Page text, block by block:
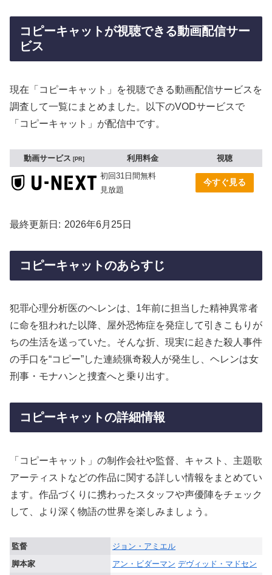
コピーキャットが視聴できる動画配信サー
ビス
現在「コピーキャット」を視聴できる動画配信サービスを
調査して一覧にまとめました。以下のVODサービスで
「コピーキャット」が配信中です。
動画サービス PR 利用料金
視聴
初回31日間無料
見放題
今すぐ見る
最終更新日 2026年6月25日
コピーキャットのあらすじ
犯罪心理分析医のヘレンは、1年前に担当した精神異常者
に命を狙われた以降、屋外恐怖症を発症して引きこもりが
ちの生活を送っていた。そんな折、現実に起きた殺人事件
の手口を“コピー”した連続猟奇殺人が発生し、ヘレンは女
刑事・モナハンと捜査へと乗り出す。
コピーキャットの詳細情報
「コピーキャット」の制作会社や監督、キャスト、主題歌
アーティストなどの作品に関する詳しい情報をまとめてい
ます。作品づくりに携わったスタッフや声優陣をチェック
して、より深く物語の世界を楽しみましょう。
監督
ジョン・アミエル
脚本家
アン・ビダーマン デヴィッド・マドセン